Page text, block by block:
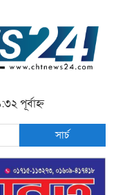
পূর্বাহ্ন
সার্চ